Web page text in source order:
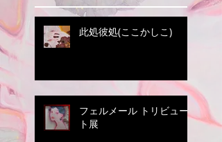
此処彼処(ここかしこ)
フェルメール トリビュー
ト展